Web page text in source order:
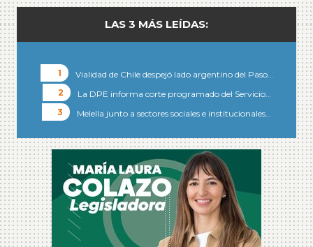
LAS 3 MÁS LEÍDAS:
Vialidad de Chile despejó lado argentino del Paso…
La DPE informa corte programado del Servicio…
Melella junto a sectores sociales e institucionales…